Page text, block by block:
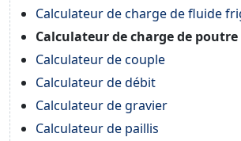
Calculateur de charge de fluide
Calculateur de charge de poutre
Calculateur de couple
Calculateur de débit
Calculateur de gravier
Calculateur de paillis